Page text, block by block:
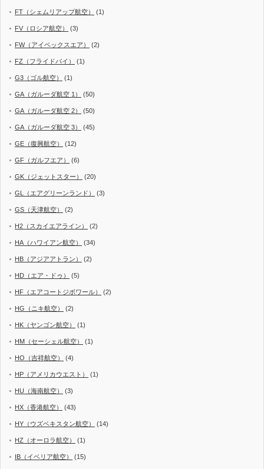
FT（シェムリアップ航空） (1)
FV（ロシア航空） (3)
FW（アイベックスエア） (2)
FZ（フライドバイ） (1)
G3（ゴル航空） (1)
GA（ガルーダ航空 1） (50)
GA（ガルーダ航空 2） (50)
GA（ガルーダ航空 3） (45)
GE（復興航空） (12)
GF（ガルフエア） (6)
GK（ジェットスター） (20)
GL（エアグリーンランド） (3)
GS（天津航空） (2)
H2（スカイエアライン） (2)
HA（ハワイアン航空） (34)
HB（アジアアトラン） (2)
HD（エア・ドゥ） (5)
HF（エアコートジボワール） (2)
HG（ニキ航空） (2)
HK（ヤンゴン航空） (1)
HM（セーシェル航空） (1)
HO（吉祥航空） (4)
HP（アメリカウエスト） (1)
HU（海南航空） (3)
HX（香港航空） (43)
HY（ウズベキスタン航空） (14)
HZ（オーロラ航空） (1)
IB（イベリア航空） (15)